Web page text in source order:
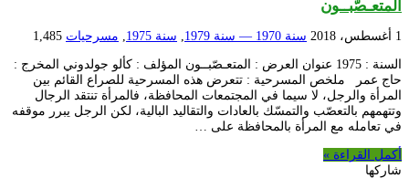
المتعـصّبــون
1 أغسطس، 2018 سنة 1970 — سنة 1979 سنة 1975 مسرحيات 1,485
السنة : 1975 عنوان العرض : المتعـصّبــون المؤلف : كألو جولدوني المخرج :
حاج عمر ملخص المسرحية : تتعرض هذه المسرحية للصراع القائم بين
المرأة والرجل، لا سيما في المجتمعات المحافظة، فالمرأة تنتقد الرجال
وتتهمهم بالتعصّب والتمسّك بالعادات والتقاليد البالية، لكن الرجل يبرر موقفه
في تعامله مع المرأة بالمحافظة على …
أكمل القراءة »
شاركها